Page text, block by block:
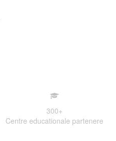
300+
Centre educationale partenere